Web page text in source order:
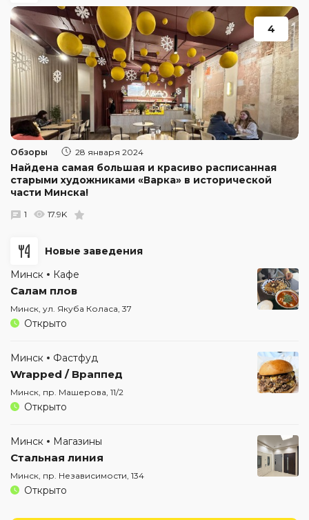
4
Обзоры 28 января 2024
Найдена самая большая и красиво расписанная
старыми художниками «Варка» в исторической
части Минска!
1 17.9K
Новые заведения
Минск
Кафе
Салам плов
Минск, ул. Якуба Коласа, 37
Открыто
Минск Фастфуд
Wrapped / Враппед
Минск, пр. Машерова, 11/2
Открыто
Минск Магазины
Стальная линия
Минск, пр. Независимости, 134
Открыто